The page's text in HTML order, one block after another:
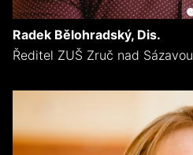
Radek Bělohradský, Dis.
Ředitel ZUŠ Zruč nad Sázavou